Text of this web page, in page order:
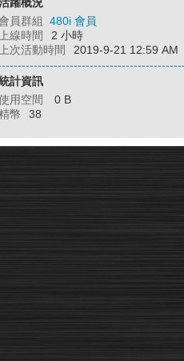
員群組 480i 會員
上線時間
2 小時
上次活動時間
2019-9-21 12:59 AM
計資訊
用空間
0 B
幣
38